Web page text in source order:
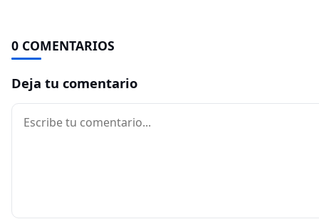
0 COMENTARIOS
Deja tu comentario
Comentario